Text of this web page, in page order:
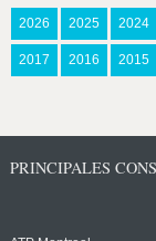
2026 2025 2024
2017 2016 2015
PRINCIPALES